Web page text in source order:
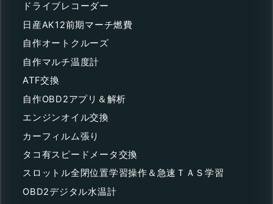
ドライブレコーダー
日産AK12前期マーチ燃費
自作オートクルーズ
自作マルチ温度計
ATF交換
自作OBD2アプリ＆解析
エンジンオイル交換
カーフィルム張り
タコ有スピードメータ交換
スロットル全閉位置学習操作＆急速ＴＡＳ学習
OBD2デジタル水温計